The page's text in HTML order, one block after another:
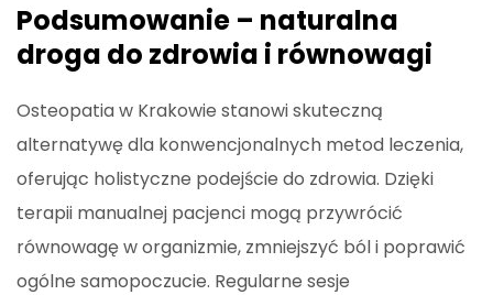
Podsumowanie – naturalna
droga do zdrowia i równowagi
Osteopatia w Krakowie stanowi skuteczną
alternatywę dla konwencjonalnych metod leczenia,
oferując holistyczne podejście do zdrowia. Dzięki
terapii manualnej pacjenci mogą przywrócić
równowagę w organizmie, zmniejszyć ból i poprawić
ogólne samopoczucie. Regularne sesje